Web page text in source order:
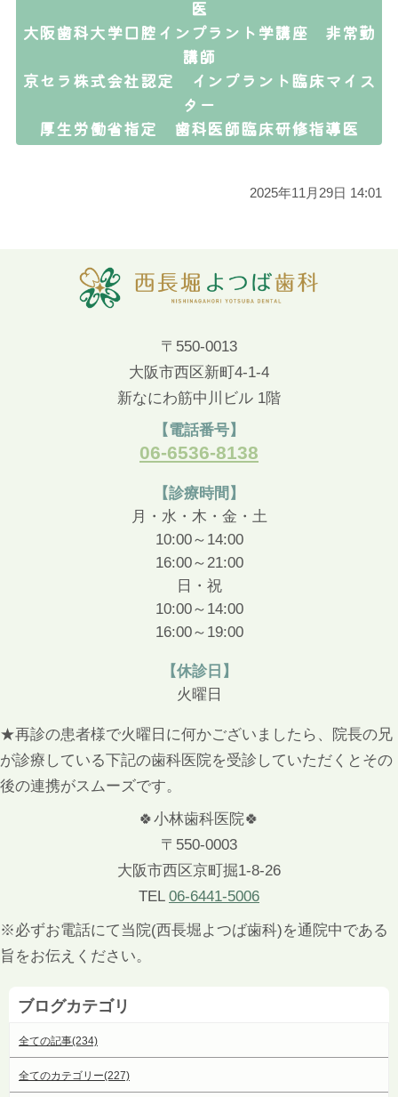
医
大阪歯科大学口腔インプラント学講座 非常勤
講師
京セラ株式会社認定 インプラント臨床マイス
ター
厚生労働省指定 歯科医師臨床研修指導医
2025年11月29日 14:01
〒550-0013
大阪市西区新町4-1-4
新なにわ筋中川ビル 1階
【電話番号】
06-6536-8138
【診療時間】
月・水・木・金・土
10:00～14:00
16:00～21:00
日・祝
10:00～14:00
16:00～19:00
【休診日】
火曜日
★再診の患者様で火曜日に何かございましたら、院長の兄
が診療している下記の歯科医院を受診していただくとその
後の連携がスムーズです。
🍀小林歯科医院🍀
〒550-0003
大阪市西区京町掘1-8-26
TEL 06-6441-5006
※必ずお電話にて当院(西長堀よつば歯科)を通院中である
旨をお伝えください。
ブログカテゴリ
全ての記事(234)
全てのカテゴリー(227)